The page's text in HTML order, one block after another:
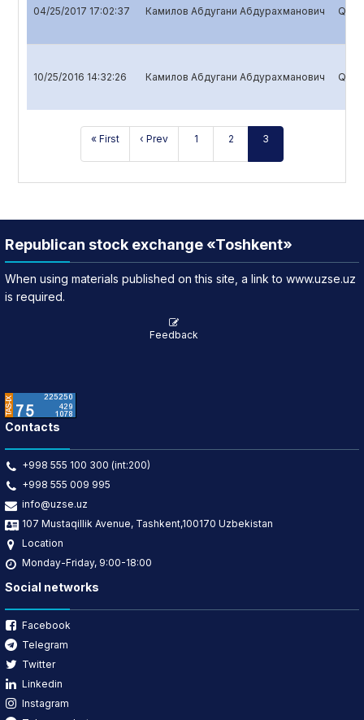
04/25/2017 17:02:37 Камилов Абдугани Абдурахманович
10/25/2016 14:32:26 Камилов Абдугани Абдурахманович
« First ‹ Prev 1 2 3
Republican stock exchange «Toshkent»
When using materials published on this site, a link to www.uzse.uz
is required.
Feedback
Contacts
+998 555 100 300 (int:200)
+998 555 009 995
info@uzse.uz
107 Mustaqillik Avenue, Tashkent,100170 Uzbekistan
Location
Monday-Friday, 9:00-18:00
Social networks
Facebook
Telegram
Twitter
Linkedin
Instagram